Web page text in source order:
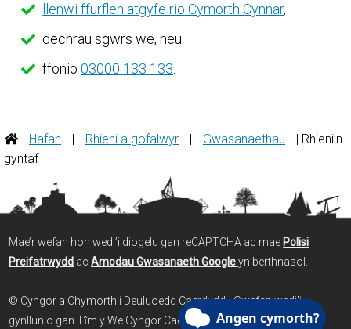
llenwi ffurflen atgyfeirio Cymorth Cynnar,
dechrau sgwrs we, neu:
ffonio03000 133 133.
Hafan Rhieni a gofalwyr Gwasanaethau
| Rhieni’n
gyntaf
Mae’r wefan hon wedi’i diogelu gan reCAPTCHA ac mae Polisi
Preifatrwydd acAmodau Gwasanaeth Googleyn berthnasol.
© Cyngor a Chymorth i Deuluoedd Caerdydd - Gwefan wedi'i
gynllunio gan Tȋm y We Cyngor Caerdydd